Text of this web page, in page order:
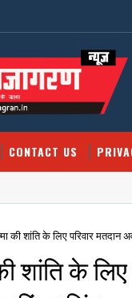
CONTACT US
की शांति के लिए परिवार मतदान
के